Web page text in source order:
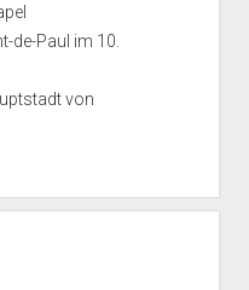
de-Paul im 10.
von